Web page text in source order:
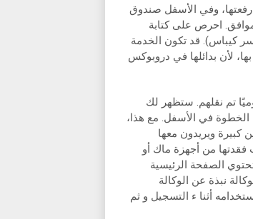
وفي الأسفل صندوق
احرص على كتابة
كيباس). قد تكون الخدمة
لأن بدائلها في دروبوكس
تم نقلهم. ستظهر لك
في الأسفل. مع هذا،
كبيرة ويريدون معها
فقدتها من أجهزة ماك أو
تحتوي الصفحة الرئيسية
نبذة عن الوكالة
أثنا ء التسجيل و ثم